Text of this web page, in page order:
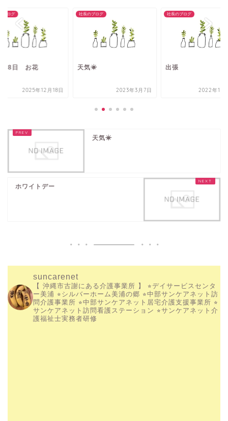
ブログ
18日 お花
2025年12月18日
社長のブログ
天気☀
2023年3月7日
社長のブログ
出張
2022年10
天気☀
ホワイトデー
suncarenet
【 沖縄市古謝にある介護事業所 】
⭐︎デイサービスセンタ
ー美浦 ⭐︎シルバーホーム美浦の郷 ⭐︎中部サンケアネット訪
問介護事業所 ⭐︎中部サンケアネット居宅介護支援事業所 ⭐︎
サンケアネット訪問看護ステーション ⭐︎サンケアネット介
護福祉士実務者研修